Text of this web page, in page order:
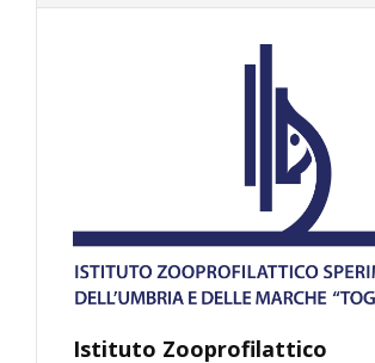
Istituto Zooprofilattico